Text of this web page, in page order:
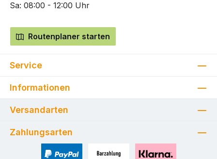
Sa: 08:00 - 12:00 Uhr
Routenplaner starten
Service
Informationen
Versandarten
Zahlungsarten